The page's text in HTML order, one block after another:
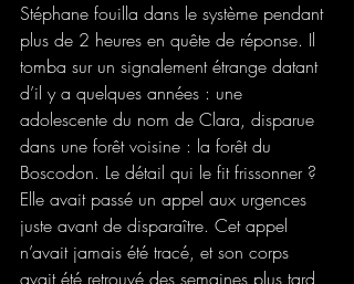
Stéphane fouilla dans le système pendant
plus de 2 heures en quête de réponse. Il
tomba sur un signalement étrange datant
d’il y a quelques années : une
adolescente du nom de Clara, disparue
dans une forêt voisine : la forêt du
Boscodon. Le détail qui le fit frissonner ?
Elle avait passé un appel aux urgences
juste avant de disparaître. Cet appel
n’avait jamais été tracé, et son corps
avait été retrouvé des semaines plus tard,